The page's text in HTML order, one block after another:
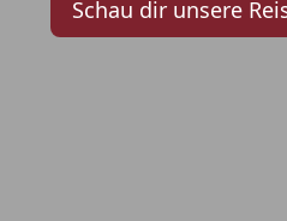
Schau dir unsere